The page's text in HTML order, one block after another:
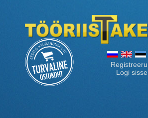
Registreeru
Logi sisse